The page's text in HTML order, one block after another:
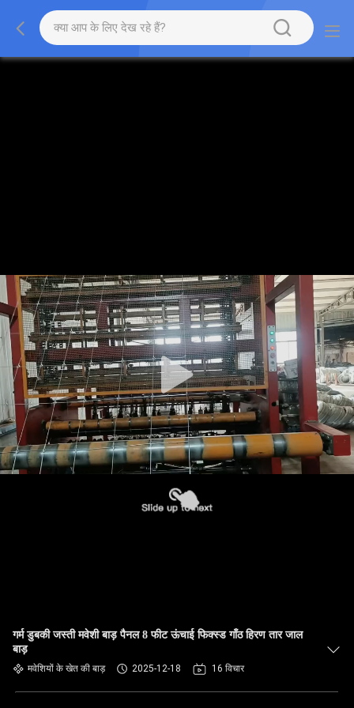
गर्म डुबकी जस्ती मवेशी बाड़ पैनल 8 फीट ऊंचाई फिक्स्ड गाँठ हिरण तार जाल
बाड़
मवेशियों के खेत की बाड़ 2025-12-18 16 विचार